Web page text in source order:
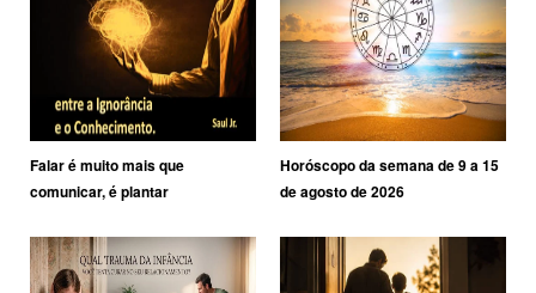
Falar é muito mais que
comunicar, é plantar
Horóscopo da semana de 9 a 15
de agosto de 2026